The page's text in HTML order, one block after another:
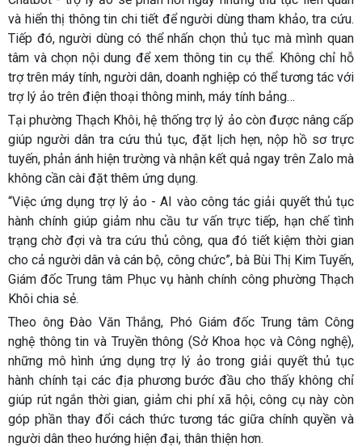
và hiển thị thông tin chi tiết để người dùng tham khảo, tra cứu.
Tiếp đó, người dùng có thể nhấn chọn thủ tục mà mình quan
tâm và chọn nội dung để xem thông tin cụ thể. Không chỉ hỗ
trợ trên máy tính, người dân, doanh nghiệp có thể tương tác với
trợ lý ảo trên điện thoại thông minh, máy tính bảng…
Tại phường Thạch Khôi, hệ thống trợ lý ảo còn được nâng cấp
giúp người dân tra cứu thủ tục, đặt lịch hẹn, nộp hồ sơ trực
tuyến, phản ánh hiện trường và nhận kết quả ngay trên Zalo mà
không cần cài đặt thêm ứng dụng.
“Việc ứng dụng trợ lý ảo - AI vào công tác giải quyết thủ tục
hành chính giúp giảm nhu cầu tư vấn trực tiếp, hạn chế tình
trạng chờ đợi và tra cứu thủ công, qua đó tiết kiệm thời gian
cho cả người dân và cán bộ, công chức”, bà Bùi Thị Kim Tuyến,
Giám đốc Trung tâm Phục vụ hành chính công phường Thạch
Khôi chia sẻ.
Theo ông Đào Văn Thắng, Phó Giám đốc Trung tâm Công
nghệ thông tin và Truyền thông (Sở Khoa học và Công nghệ),
những mô hình ứng dụng trợ lý ảo trong giải quyết thủ tục
hành chính tại các địa phương bước đầu cho thấy không chỉ
giúp rút ngắn thời gian, giảm chi phí xã hội, công cụ này còn
góp phần thay đổi cách thức tương tác giữa chính quyền và
người dân theo hướng hiện đại, thân thiện hơn.